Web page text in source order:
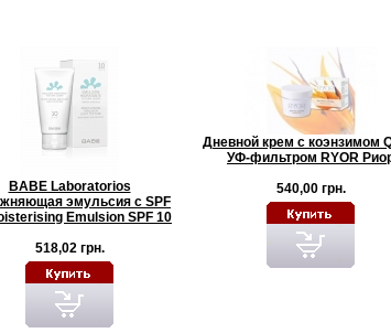
BABE Laboratorios
эмульсия c SPF
Emulsion SPF 10
518,02 грн.
Дневной крем с коэнзимом
УФ-фильтром RYOR
540,00 грн.